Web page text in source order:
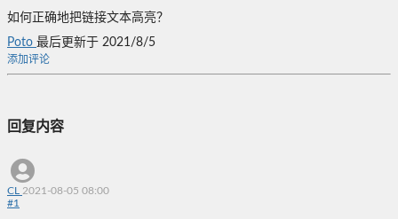
如何正确地把链接文本高亮？
Poto 最后更新于 2021/8/5
添加评论
回复内容
CL 2021-08-05 08:00
#1